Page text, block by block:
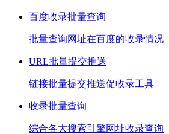
百度收录批量查询
批量查询网址在百度的收录情况
URL批量提交推送
链接批量提交推送促收录工具
收录批量查询
综合各大搜索引擎网址收录查询